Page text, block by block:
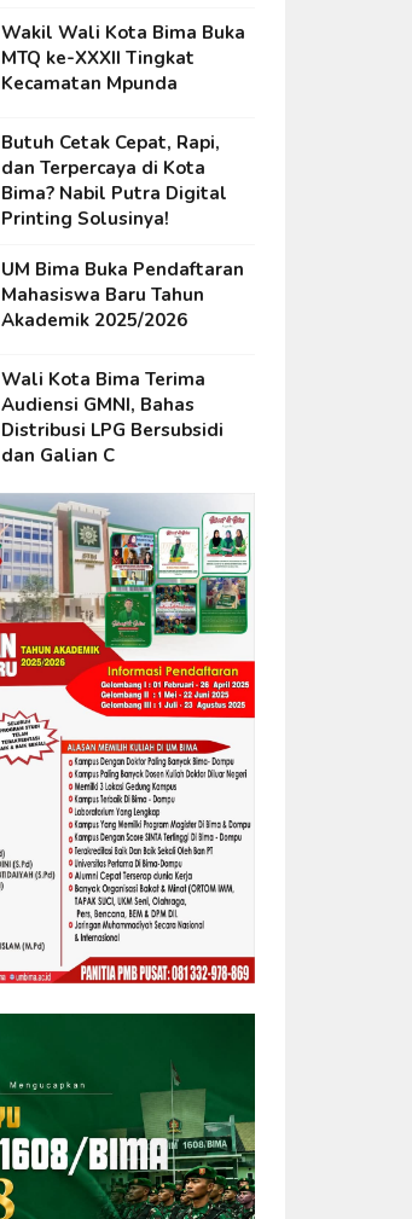
Wakil Wali Kota Bima Buka
MTQ ke-XXXII Tingkat
Kecamatan Mpunda
Butuh Cetak Cepat, Rapi,
dan Terpercaya di Kota
Bima? Nabil Putra Digital
Printing Solusinya!
UM Bima Buka Pendaftaran
Mahasiswa Baru Tahun
Akademik 2025/2026
Wali Kota Bima Terima
Audiensi GMNI, Bahas
Distribusi LPG Bersubsidi
dan Galian C